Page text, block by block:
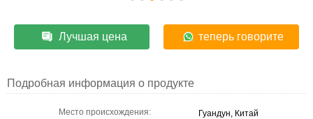
Лучшая цена теперь говорите
Подробная информация о продукте
Место происхождения:
Гуандун, Китай